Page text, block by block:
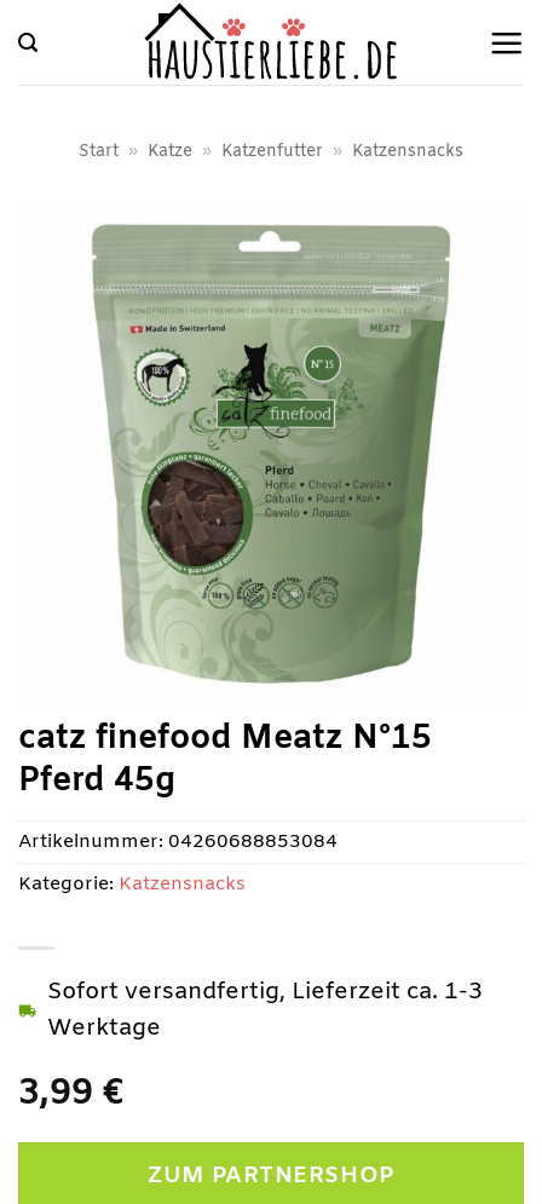
Inhalt
springen
Start » Katze » Katzenfutter » Katzensnacks
catz finefood Meatz N°15
Pferd 45g
3,99 €
Sofort versandfertig, Lieferzeit ca. 1-3
Werktage
ZUM PARTNERSHOP
Artikelnummer: 04260688853084
Kategorie: Katzensnacks